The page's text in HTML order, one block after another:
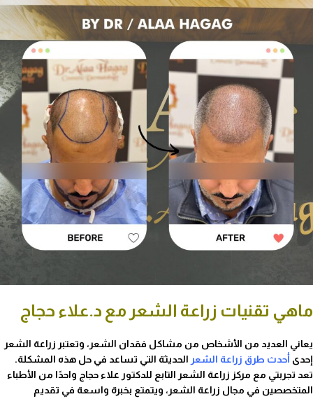
ماهي تقنيات زراعة الشعر مع د.علاء حجاج
يعاني العديد من الأشخاص من مشاكل فقدان الشعر، وتعتبر زراعة الشعر
إحدى أحدث طرق زراعة الشعر الحديثة التي تساعد في حل هذه المشكلة.
تعد تجربتي مع مركز زراعة الشعر التابع للدكتور علاء حجاج واحدًا من الأطباء
المتخصصين في مجال زراعة الشعر، ويتمتع بخبرة واسعة في تقديم